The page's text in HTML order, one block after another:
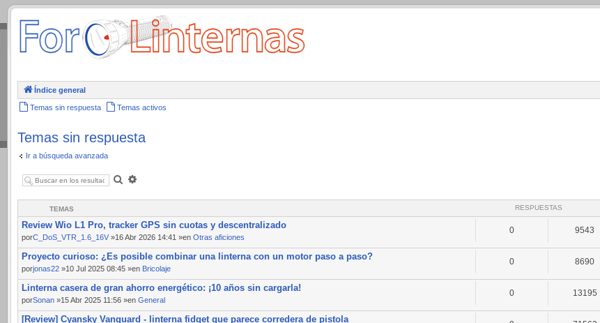
.
Índice general
Temas sin respuesta Temas activos
Temas sin respuesta
Ir a búsqueda avanzada
Buscar
TEMAS RESPUESTAS
Review Wio L1 Pro, tracker GPS sin cuotas y descentralizado
porC_DoS_VTR_1.6_16V »16 Abr 2026 14:41 »en Otras aficiones
0 9543
Proyecto curioso: ¿Es posible combinar una linterna con un motor paso a paso?
porjonas22 »10 Jul 2025 08:45 »en Bricolaje
0 8690
Linterna casera de gran ahorro energético: ¡10 años sin cargarla!
porSonan »15 Abr 2025 11:56 »en General
0 13195
[Review] Cyansky Vanguard - linterna fidget que parece corredera de pistola